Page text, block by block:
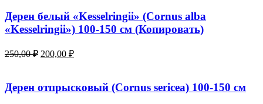
Дерен белый «Kesselringii» (Cornus alba
«Kesselringii») 100-150 см (Копировать)
250,00₽ Original
250,00 ₽.
200,00 ₽Current
200,00 ₽.
Дерен отпрысковый (Cornus sericea) 100-150 см